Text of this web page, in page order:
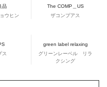
品
ウヒン
The COMP＿US
ザコンプアス
ス
green label relaxing
グリーンレーベル リラ
クシング